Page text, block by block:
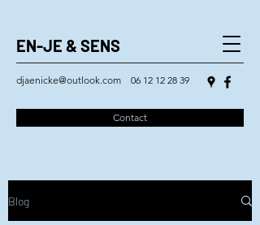
EN-JE & SENS
djaenicke@outlook.com 06 12 12 28 39
Contact
Blog